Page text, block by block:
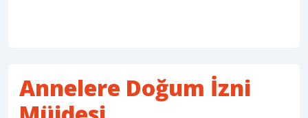
Annelere Doğum İzni